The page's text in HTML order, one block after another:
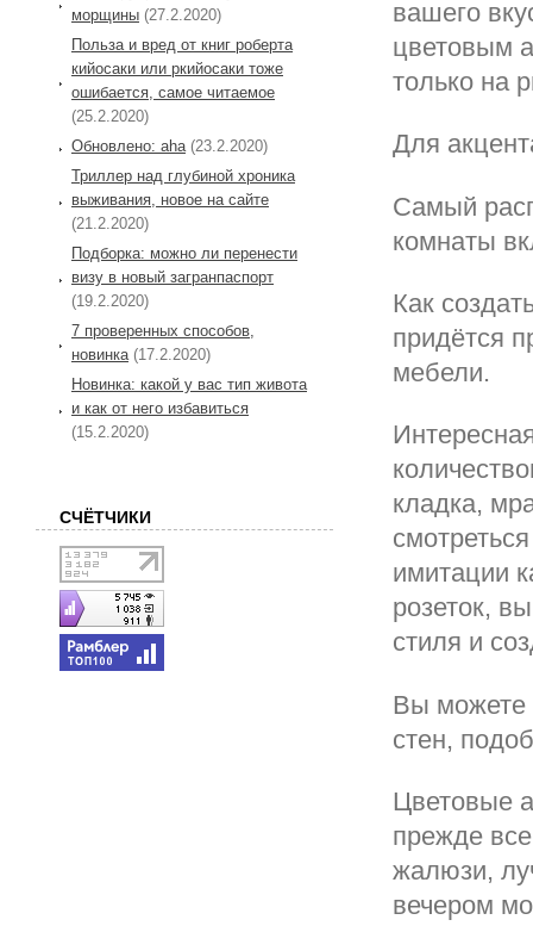
вашего
цветовым
только на
Для
Самый
комнаты
Как
придётся
мебели.
кладка,
имитации
розеток,
стиля и
Вы можете
стен,
Цветовые
прежде
жалюзи,
вечером
морщины (27.2.2020)
Польза и вред от книг роберта
кийосаки или ркийосаки тоже
ошибается, самое читаемое
(25.2.2020)
Обновлено: aha (23.2.2020)
Триллер над глубиной хроника
выживания, новое на сайте
(21.2.2020)
Подборка: можно ли перенести
визу в новый загранпаспорт
(19.2.2020)
7 проверенных способов,
новинка (17.2.2020)
Новинка: какой у вас тип живота
и как от него избавиться
(15.2.2020)
СЧЁТЧИКИ